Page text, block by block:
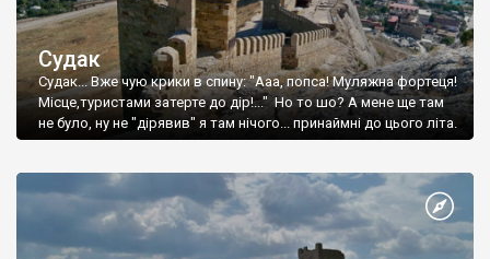
Судак
Судак... Вже чую крики в спину: "Ааа, попса! Муляжна фортеця!
Місце,туристами затерте до дір!..." Но то шо? А мене ще там
не було, ну не "дірявив" я там нічого... принаймні до цього літа.